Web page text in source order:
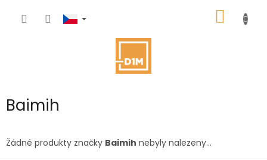
KOŠÍK
Baimih
Žádné produkty značky Baimih nebyly nalezeny...